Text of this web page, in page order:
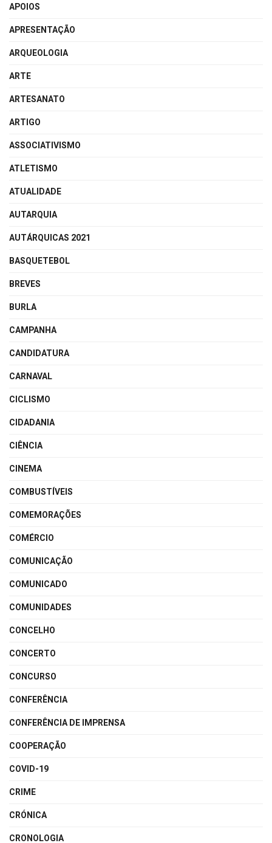
APOIOS
APRESENTAÇÃO
ARQUEOLOGIA
ARTE
ARTESANATO
ARTIGO
ASSOCIATIVISMO
ATLETISMO
ATUALIDADE
AUTARQUIA
AUTÁRQUICAS 2021
BASQUETEBOL
BREVES
BURLA
CAMPANHA
CANDIDATURA
CARNAVAL
CICLISMO
CIDADANIA
CIÊNCIA
CINEMA
COMBUSTÍVEIS
COMEMORAÇÕES
COMÉRCIO
COMUNICAÇÃO
COMUNICADO
COMUNIDADES
CONCELHO
CONCERTO
CONCURSO
CONFERÊNCIA
CONFERÊNCIA DE IMPRENSA
COOPERAÇÃO
COVID-19
CRIME
CRÓNICA
CRONOLOGIA